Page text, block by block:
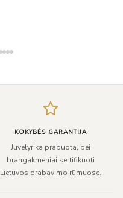
KOKYBĖS GARANTIJA
Juvelyrika prabuota, bei
brangakmeniai sertifikuoti
Lietuvos prabavimo rūmuose.